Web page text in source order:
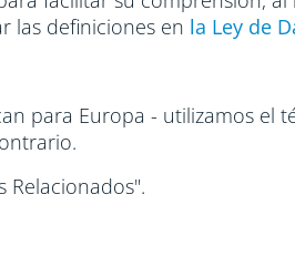
las definiciones en la Ley de
para Europa - utilizamos el
Relacionados".